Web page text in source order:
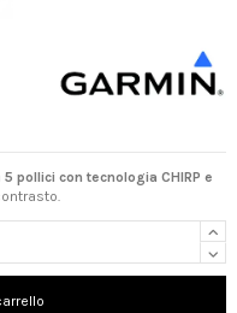
5 pollici con tecnologia CHIRP e